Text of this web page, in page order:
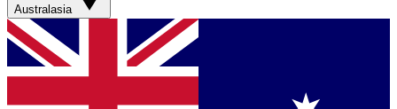
Australasia